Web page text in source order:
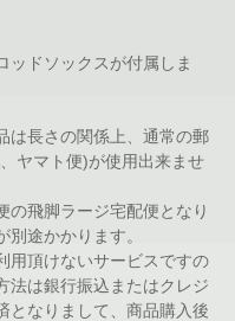
ッドソックスが付属しま
は長さの関係上、通常の郵
ヤマト便)が使用出来ませ
の飛脚ラージ宅配便となり
別途かかります。
用頂けないサービスですの
法は銀行振込またはクレジ
となりまして、商品購入後